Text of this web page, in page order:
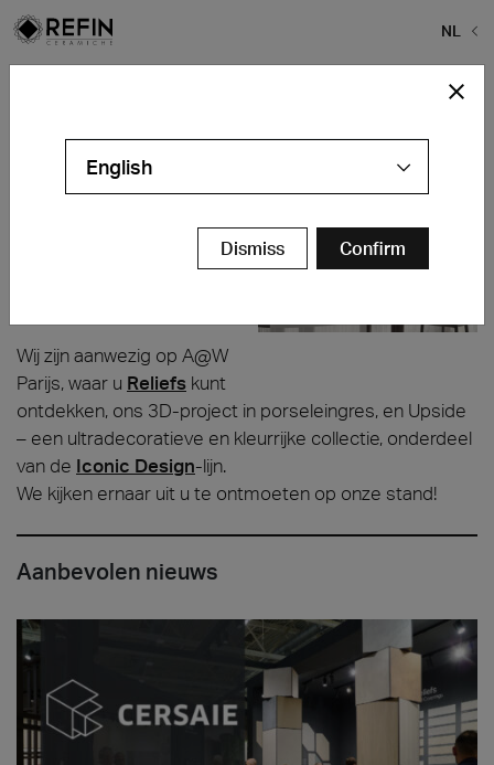
NL
Grande Halle De La
Wij zijn aanwezig op A@W
Parijs, waar u Reliefs kunt
ontdekken, ons 3D-project in porseleingres, en Upside
– een ultradecoratieve en kleurrijke collectie, onderdeel
van de Iconic Design-lijn.
We kijken ernaar uit u te ontmoeten op onze stand!
Aanbevolen nieuws
English
Dismiss Confirm